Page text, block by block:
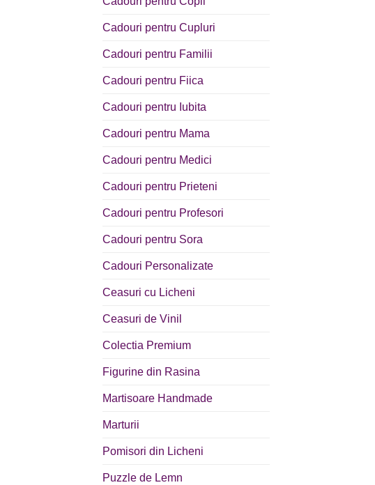
Cadouri pentru Cupluri
Cadouri pentru Familii
Cadouri pentru Fiica
Cadouri pentru Iubita
Cadouri pentru Mama
Cadouri pentru Medici
Cadouri pentru Prieteni
Cadouri pentru Profesori
Cadouri pentru Sora
Cadouri Personalizate
Ceasuri cu Licheni
Ceasuri de Vinil
Colectia Premium
Figurine din Rasina
Martisoare Handmade
Marturii
Pomisori din Licheni
Puzzle de Lemn